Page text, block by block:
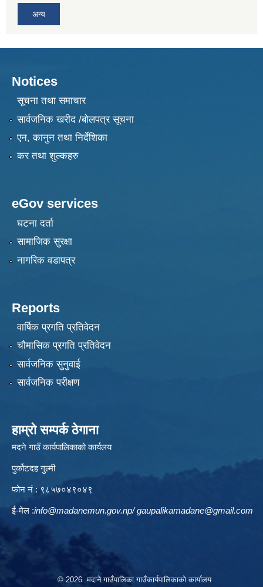
अन्य
Notices
सूचना तथा समाचार
सार्वजनिक खरीद /बोलपत्र सूचना
एन, कानुन तथा निर्देशिका
कर तथा शुल्कहरु
eGov services
घटना दर्ता
सामाजिक सुरक्षा
नागरिक वडापत्र
Reports
वार्षिक प्रगति प्रतिवेदन
चौमासिक प्रगति प्रतिवेदन
सार्वजनिक सुनुवाई
सार्वजनिक परीक्षण
हाम्रो सम्पर्क ठेगाना
मदने गाउँ कार्यपालिकाको कार्यलय
पुर्कोटदह गुल्मी
फोन नं : ९८५७०४९०४९
ई-मेल :info@madanemun.gov.np/gaupalikamadane@gmail.com
© 2026 मदाने गाउँपालिका गाउँकार्यपालिकाको कार्यालय